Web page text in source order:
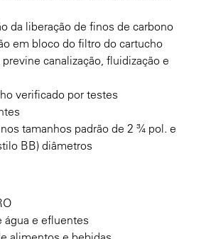
da liberação de finos de carbono
em bloco do filtro do cartucho
canalização, fluidização e
verificado por testes
tamanhos padrão de 2 ¾ pol. e
BB) diâmetros
água e efluentes